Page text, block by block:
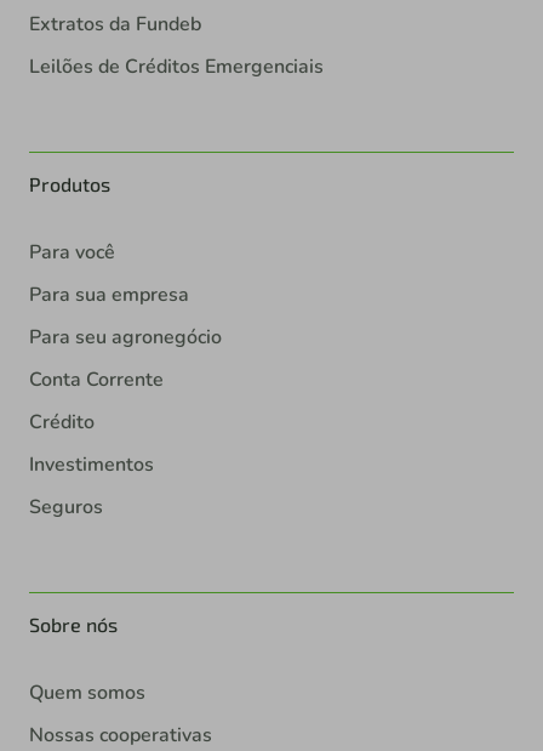
Extratos da Fundeb
Leilões de Créditos Emergenciais
Produtos
Para você
Para sua empresa
Para seu agronegócio
Conta Corrente
Crédito
Investimentos
Seguros
Sobre nós
Quem somos
Nossas cooperativas